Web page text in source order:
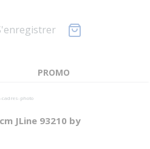
PROMO
cadres-photo
JLine 93210 by